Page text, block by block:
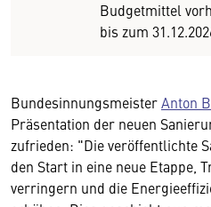
Budgetmittel
bis zum
BundesinnungsmeisterAnton
Präsentation der neuen
zufrieden: "Die veröffentlichte
den Start in eine neue Etappe,
verringern und die